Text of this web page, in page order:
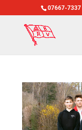
07667-7337